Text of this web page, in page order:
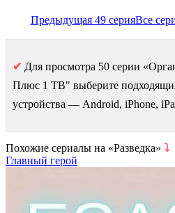
Предыдущая 49 серияВсе
✔ Для просмотра 50 серии
Плюс 1 ТВ" выберите
устройства — Android, iPhone,
Похожие сериалы на «Разведка» ⤵
Главный герой